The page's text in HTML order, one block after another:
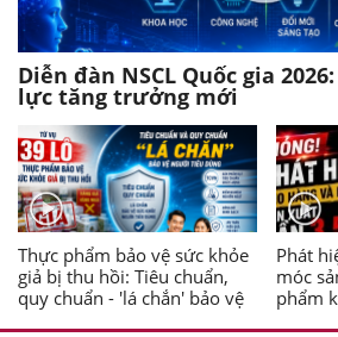
Diễn đàn NSCL Quốc gia
lực tăng trưởng mới
Thực phẩm bảo vệ sức khỏe
giả bị thu hồi: Tiêu chuẩn,
quy chuẩn - 'lá chắn' bảo vệ
Phát
móc
phẩm